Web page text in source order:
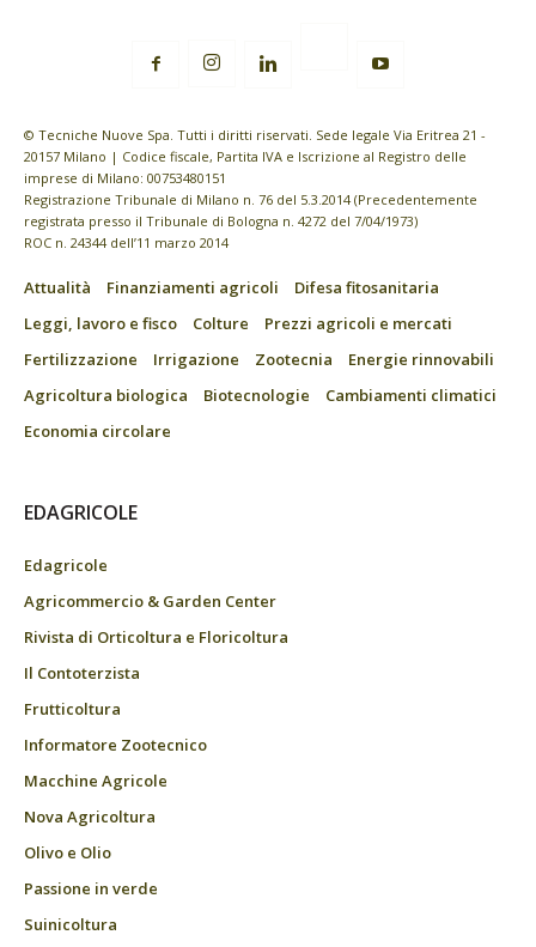
© Tecniche Nuove Spa. Tutti i diritti riservati. Sede legale Via Eritrea 21 -
20157 Milano | Codice fiscale, Partita IVA e Iscrizione al Registro delle
imprese di Milano: 00753480151
Registrazione Tribunale di Milano n. 76 del 5.3.2014 (Precedentemente
registrata presso il Tribunale di Bologna n. 4272 del 7/04/1973)
ROC n. 24344 dell’11 marzo 2014
Attualità Finanziamenti agricoli
Difesa fitosanitaria
Leggi, lavoro e fisco
Colture
Prezzi agricoli e mercati
Fertilizzazione
Irrigazione Zootecnia
Energie rinnovabili
Agricoltura biologica
Biotecnologie
Cambiamenti climatici
Economia circolare
EDAGRICOLE
Edagricole
Agricommercio & Garden Center
Rivista di Orticoltura e Floricoltura
Il Contoterzista
Frutticoltura
Informatore Zootecnico
Macchine Agricole
Nova Agricoltura
Olivo e Olio
Passione in verde
Suinicoltura